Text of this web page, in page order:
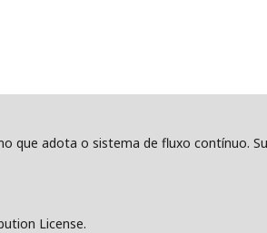
que adota o sistema de fluxo contínuo.
License.